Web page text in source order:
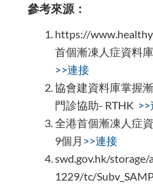
參考來源：
https://
首個漸凍人症資料
>>連接
協會建資料庫掌握
門診協助- RTHK
全港首個漸凍人症
9個月 >>連接
swd.gov.hk/
1229/tc/